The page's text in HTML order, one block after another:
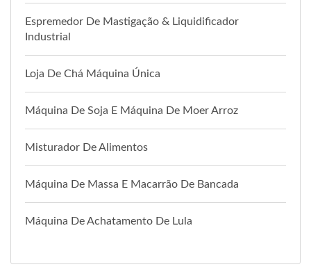
Espremedor De Mastigação & Liquidificador
Industrial
Loja De Chá Máquina Única
Máquina De Soja E Máquina De Moer Arroz
Misturador De Alimentos
Máquina De Massa E Macarrão De Bancada
Máquina De Achatamento De Lula